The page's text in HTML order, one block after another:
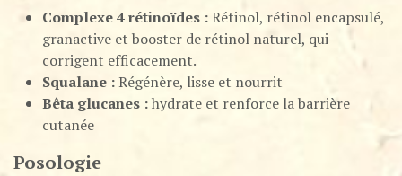
Complexe 4 rétinoïdes :Rétinol, rétinol encapsulé,
granactive et booster de rétinol naturel, qui
corrigent efficacement.
Squalane :Régénère, lisse et nourrit
Bêta glucanes :hydrate et renforce la barrière
cutanée
Posologie